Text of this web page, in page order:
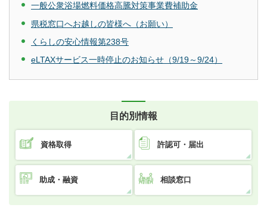
一般公衆浴場燃料価格高騰対策事業費補助金
県税窓口へお越しの皆様へ（お願い）
くらしの安心情報第238号
eLTAXサービス一時停止のお知らせ（9/19～9/24）
目的別情報
資格取得 許認可・届出
助成・融資 相談窓口